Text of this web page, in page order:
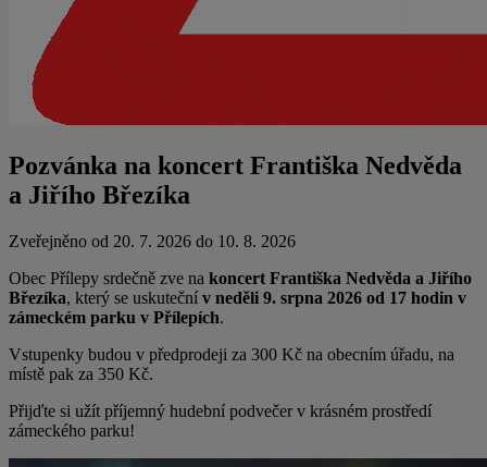
Pozvánka na koncert Františka Nedvěda
a Jiřího Březíka
Zveřejněno od 20. 7. 2026 do 10. 8. 2026
Obec Přílepy srdečně zve na koncert Františka Nedvěda a Jiřího
Březíka, který se uskuteční v neděli 9. srpna 2026 od 17 hodin v
zámeckém parku v Přílepích.
Vstupenky budou v předprodeji za 300 Kč na obecním úřadu, na
místě pak za 350 Kč.
Přijďte si užít příjemný hudební podvečer v krásném prostředí
zámeckého parku!